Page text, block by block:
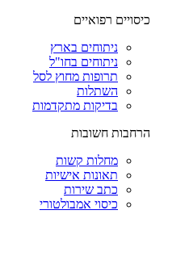
כיסויים רפואיים
ניתוחים בארץ
ניתוחים בחו"ל
תרופות מחוץ לסל
השתלות
בדיקות מתקדמות
הרחבות חשובות
מחלות קשות
תאונות אישיות
כתב שירות
כיסוי אמבולטורי